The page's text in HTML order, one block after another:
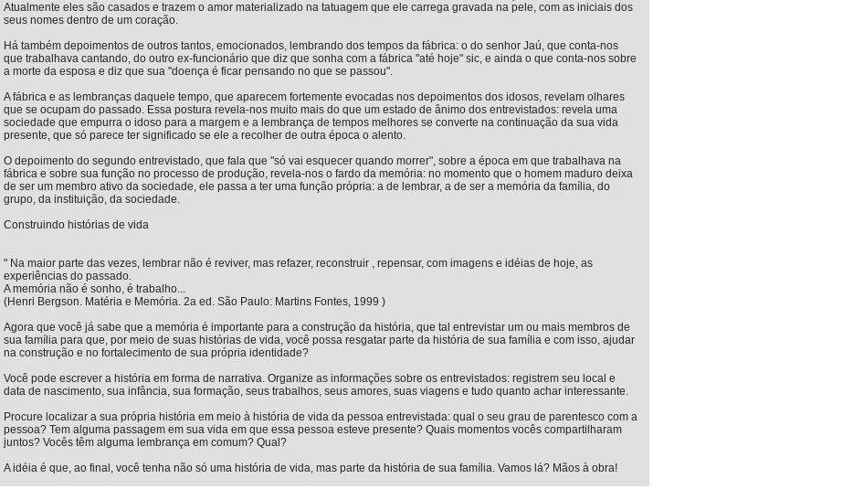
Atualmente eles são casados e trazem o amor materializado na tatuagem que ele carrega gravada na pele, com as iniciais dos
seus nomes dentro de um coração.
Há também depoimentos de outros tantos, emocionados, lembrando dos tempos da fábrica: o do senhor Jaú, que conta-nos
que trabalhava cantando, do outro ex-funcionário que diz que sonha com a fábrica "até hoje" sic, e ainda o que conta-nos sobre
a morte da esposa e diz que sua "doença é ficar pensando no que se passou".
A fábrica e as lembranças daquele tempo, que aparecem fortemente evocadas nos depoimentos dos idosos, revelam olhares
que se ocupam do passado. Essa postura revela-nos muito mais do que um estado de ânimo dos entrevistados: revela uma
sociedade que empurra o idoso para a margem e a lembrança de tempos melhores se converte na continuação da sua vida
presente, que só parece ter significado se ele a recolher de outra época o alento.
O depoimento do segundo entrevistado, que fala que "só vai esquecer quando morrer", sobre a época em que trabalhava na
fábrica e sobre sua função no processo de produção, revela-nos o fardo da memória: no momento que o homem maduro deixa
de ser um membro ativo da sociedade, ele passa a ter uma função própria: a de lembrar, a de ser a memória da família, do
grupo, da instituição, da sociedade.
Construindo histórias de vida
" Na maior parte das vezes, lembrar não é reviver, mas refazer, reconstruir , repensar, com imagens e idéias de hoje, as
experiências do passado.
A memória não é sonho, é trabalho...
(Henri Bergson. Matéria e Memória. 2a ed. São Paulo: Martins Fontes, 1999 )
Agora que você já sabe que a memória é importante para a construção da história, que tal entrevistar um ou mais membros de
sua família para que, por meio de suas histórias de vida, você possa resgatar parte da história de sua família e com isso, ajudar
na construção e no fortalecimento de sua própria identidade?
Você pode escrever a história em forma de narrativa. Organize as informações sobre os entrevistados: registrem seu local e
data de nascimento, sua infância, sua formação, seus trabalhos, seus amores, suas viagens e tudo quanto achar interessante.
Procure localizar a sua própria história em meio à história de vida da pessoa entrevistada: qual o seu grau de parentesco com a
pessoa? Tem alguma passagem em sua vida em que essa pessoa esteve presente? Quais momentos vocês compartilharam
juntos? Vocês têm alguma lembrança em comum? Qual?
A idéia é que, ao final, você tenha não só uma história de vida, mas parte da história de sua família. Vamos lá? Mãos à obra!